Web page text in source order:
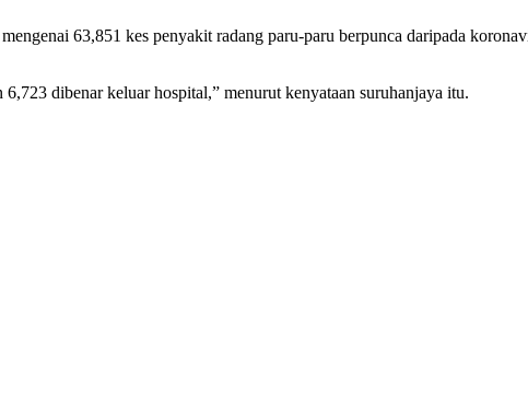
63,851 kes penyakit radang paru-paru berpunca daripada
dibenar keluar hospital,” menurut kenyataan suruhanjaya itu.